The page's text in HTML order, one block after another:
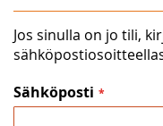
Jos sinulla on jo tili,
Sähköposti